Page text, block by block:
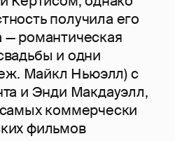
получила его
романтическая
и одни
Майкл Ньюэлл) с
и Энди Макдауэлл,
коммерчески
фильмов